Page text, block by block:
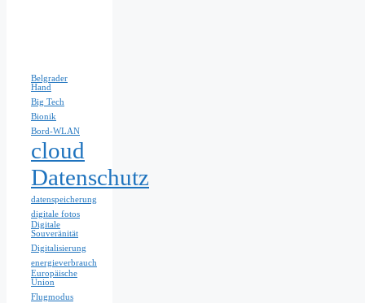
Belgrader
Hand
Big Tech
Bionik
Bord-WLAN
cloud
Datenschutz
datenspeicherung
digitale fotos
Digitale
Souveränität
Digitalisierung
energieverbrauch
Europäische
Union
Flugmodus